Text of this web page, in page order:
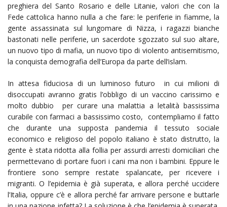
preghiera del Santo Rosario e delle Litanie, valori che con la
Fede cattolica hanno nulla a che fare: le periferie in fiamme, la
gente assassinata sul lungomare di Nizza, i ragazzi bianche
bastonati nelle periferie, un sacerdote sgozzato sul suo altare,
un nuovo tipo di mafia, un nuovo tipo di violento antisemitismo,
la conquista demografia dell’Europa da parte dell’islam.
In attesa fiduciosa di un luminoso futuro in cui milioni di
disoccupati avranno gratis l’obbligo di un vaccino carissimo e
molto dubbio per curare una malattia a letalità bassissima
curabile con farmaci a bassissimo costo, contempliamo il fatto
che durante una supposta pandemia il tessuto sociale
economico e religioso del popolo italiano è stato distrutto, la
gente è stata ridotta alla follia per assurdi arresti domiciliari che
permettevano di portare fuori i cani ma non i bambini. Eppure le
frontiere sono sempre restate spalancate, per ricevere i
migranti. O l’epidemia è già superata, e allora perché uccidere
l’Italia, oppure c’è e allora perché far arrivare persone e buttarle